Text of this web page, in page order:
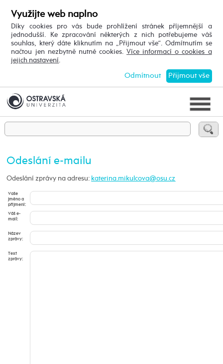
Využijte web naplno
Díky cookies pro vás bude prohlížení stránek příjemnější a
jednodušší. Ke zpracování některých z nich potřebujeme váš
souhlas, který dáte kliknutím na „Přijmout vše“. Odmítnutím se
načtou jen nezbytně nutné cookies.Více informací o cookies a
jejich nastavení
Přijmout vše
Odmítnout
Odeslání e-mailu
Odeslání zprávy na adresu:
Vaše
jméno a
příjmení:
Váš e-
mail:
Název
zprávy:
Text
zprávy: